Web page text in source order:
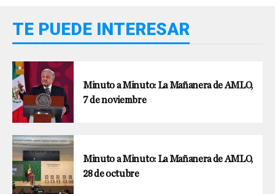
TE PUEDE INTERESAR
Minuto a Minuto: La Mañanera de AMLO,
7 de noviembre
Minuto a Minuto: La Mañanera de AMLO,
28 de octubre